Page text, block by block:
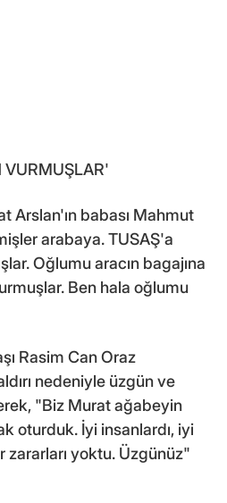
VURMUŞLAR'
Arslan'ın babası Mahmut
arabaya. TUSAŞ'a
Oğlumu aracın bagajına
Ben hala oğlumu
Rasim Can Oraz
nedeniyle üzgün ve
"Biz Murat ağabeyin
oturduk. İyi insanlardı, iyi
zararları yoktu. Üzgünüz"